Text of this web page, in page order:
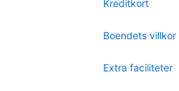
Kreditkort
Boendets villkor
Extra faciliteter